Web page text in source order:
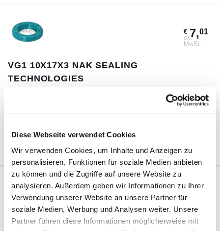
Diese Webseite verwendet Cookies
Wir verwenden Cookies, um Inhalte und Anzeigen zu
personalisieren, Funktionen für soziale Medien anbieten
zu können und die Zugriffe auf unsere Website zu
analysieren. Außerdem geben wir Informationen zu Ihrer
Verwendung unserer Website an unsere Partner für
soziale Medien, Werbung und Analysen weiter. Unsere
Partner führen diese Informationen möglicherweise mit
€7,01
ex.
MwSt.
VG1 10X17X3 NAK SEALING
TECHNOLOGIES
Garantierter Versand am selben Tag bei Bestellungen vor 18:00
185 St.
IN DEN WARENKORB
3,
ex.
VG29X38X4 NAK SEALING TECHNOLOGIES